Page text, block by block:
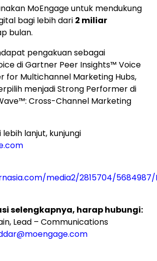
MoEngage untuk mendukung
bagi lebih dari 2 miliar
bulan.
pengakuan sebagai
di Gartner Peer Insights™ Voice
for Multichannel Marketing Hubs,
menjadi Strong Performer di
Cross-Channel Marketing
lanjut, kunjungi
media2/2815704/5684987/
selengkapnya, harap hubungi:
, Lead – Communications